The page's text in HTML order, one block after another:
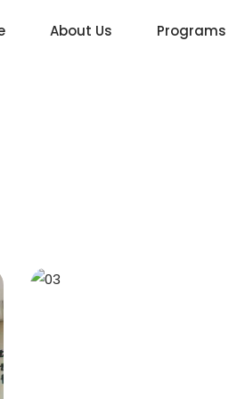
About Us Programs